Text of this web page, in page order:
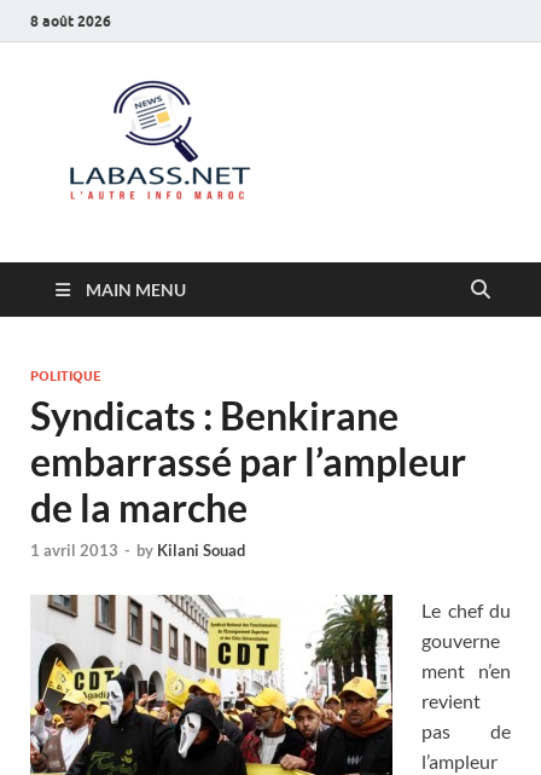
8 août 2026
MAIN MENU
POLITIQUE
Syndicats : Benkirane
embarrassé par l’ampleur
de la marche
1 avril 2013 - by Kilani Souad
Le chef du
gouverne
ment n’en
revient
pas de
l’ampleur